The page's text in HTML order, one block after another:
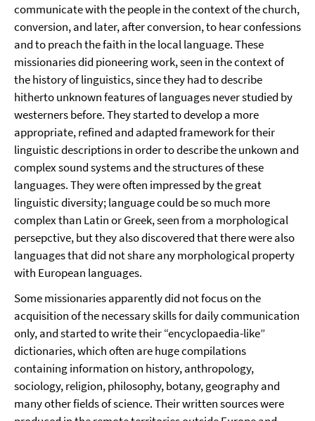
communicate with the people in the context of the church,
conversion, and later, after conversion, to hear confessions
and to preach the faith in the local language. These
missionaries did pioneering work, seen in the context of
the history of linguistics, since they had to describe
hitherto unknown features of languages never studied by
westerners before. They started to develop a more
appropriate, refined and adapted framework for their
linguistic descriptions in order to describe the unkown and
complex sound systems and the structures of these
languages. They were often impressed by the great
linguistic diversity; language could be so much more
complex than Latin or Greek, seen from a morphological
persepctive, but they also discovered that there were also
languages that did not share any morphological property
with European languages.
Some missionaries apparently did not focus on the
acquisition of the necessary skills for daily communication
only, and started to write their “encyclopaedia-like”
dictionaries, which often are huge compilations
containing information on history, anthropology,
sociology, religion, philosophy, botany, geography and
many other fields of science. Their written sources were